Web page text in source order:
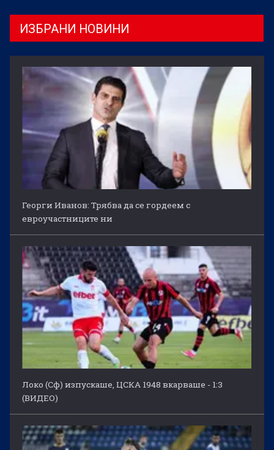
ИЗБРАНИ НОВИНИ
Георги Иванов: Трябва да се гордеем с
евроучастниците ни
Локо (Сф) изпускаше, ЦСКА 1948 вкарваше - 1:3
(ВИДЕО)